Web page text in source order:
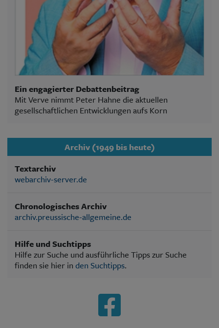
Ein engagierter Debattenbeitrag
Mit Verve nimmt Peter Hahne die aktuellen
gesellschaftlichen Entwicklungen aufs Korn
Archiv (1949 bis heute)
Textarchiv
webarchiv-server.de
Chronologisches Archiv
archiv.preussische-allgemeine.de
Hilfe und Suchtipps
Hilfe zur Suche und ausführliche Tipps zur Suche
finden sie hier in den Suchtipps.